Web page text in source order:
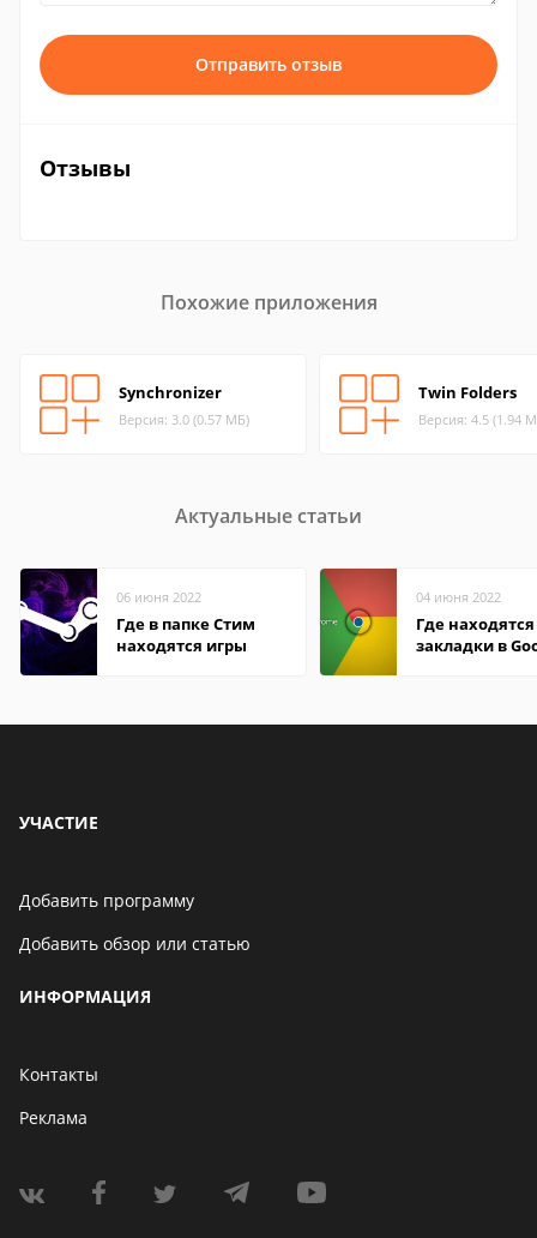
Отправить отзыв
Отзывы
Похожие приложения
Synchronizer
Версия: 3.0 (0.57 МБ)
Twin Folders
Версия: 4.5 (1.94
Актуальные статьи
06 июня 2022
Где в папке Стим
находятся игры
04 июня 2022
Где находятся
закладки в
УЧАСТИЕ
Добавить программу
Добавить обзор или статью
ИНФОРМАЦИЯ
Контакты
Реклама